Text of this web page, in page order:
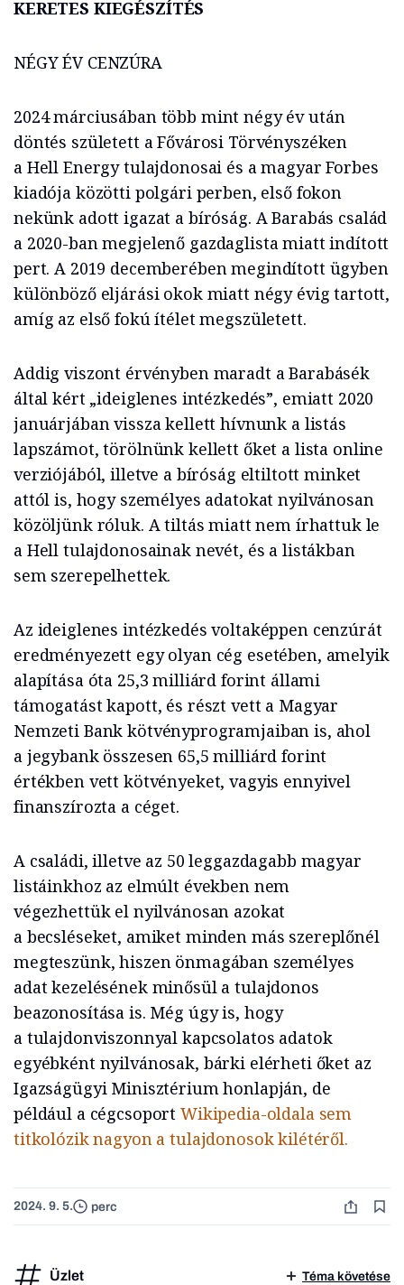
KERETES KIEGÉSZÍTÉS
NÉGY ÉV CENZÚRA
2024 márciusában több mint négy év után
döntés született a Fővárosi Törvényszéken
a Hell Energy tulajdonosai és a magyar Forbes
kiadója közötti polgári perben, első fokon
nekünk adott igazat a bíróság. A Barabás család
a 2020-ban megjelenő gazdaglista miatt indított
pert. A 2019 decemberében megindított ügyben
különböző eljárási okok miatt négy évig tartott,
amíg az első fokú ítélet megszületett.
Addig viszont érvényben maradt a Barabásék
által kért „ideiglenes intézkedés”, emiatt 2020
januárjában vissza kellett hívnunk a listás
lapszámot, törölnünk kellett őket a lista online
verziójából, illetve a bíróság eltiltott minket
attól is, hogy személyes adatokat nyilvánosan
közöljünk róluk. A tiltás miatt nem írhattuk le
a Hell tulajdonosainak nevét, és a listákban
sem szerepelhettek.
Az ideiglenes intézkedés voltaképpen cenzúrát
eredményezett egy olyan cég esetében, amelyik
alapítása óta 25,3 milliárd forint állami
támogatást kapott, és részt vett a Magyar
Nemzeti Bank kötvényprogramjaiban is, ahol
a jegybank összesen 65,5 milliárd forint
értékben vett kötvényeket, vagyis ennyivel
finanszírozta a céget.
A családi, illetve az 50 leggazdagabb magyar
listáinkhoz az elmúlt években nem
végezhettük el nyilvánosan azokat
a becsléseket, amiket minden más szereplőnél
megteszünk, hiszen önmagában személyes
adat kezelésének minősül a tulajdonos
beazonosítása is. Még úgy is, hogy
a tulajdonviszonnyal kapcsolatos adatok
egyébként nyilvánosak, bárki elérheti őket az
Igazságügyi Minisztérium honlapján, de
például a cégcsoport Wikipedia-oldala sem
titkolózik nagyon a tulajdonosok kilétéről.
2024. 9. 5. perc
Üzlet Téma követése